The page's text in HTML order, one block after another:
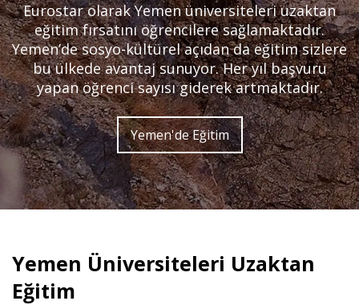
Eurostar olarak Yemen üniversiteleri uzaktan
eğitim fırsatını öğrencilere sağlamaktadır.
Yemen’de sosyo-kültürel açıdan da eğitim sizlere
bu ülkede avantaj sunuyor. Her yıl başvuru
yapan öğrenci sayısı giderek artmaktadır.
Yemen'de Eğitim
Yemen Üniversiteleri Uzaktan
Eğitim